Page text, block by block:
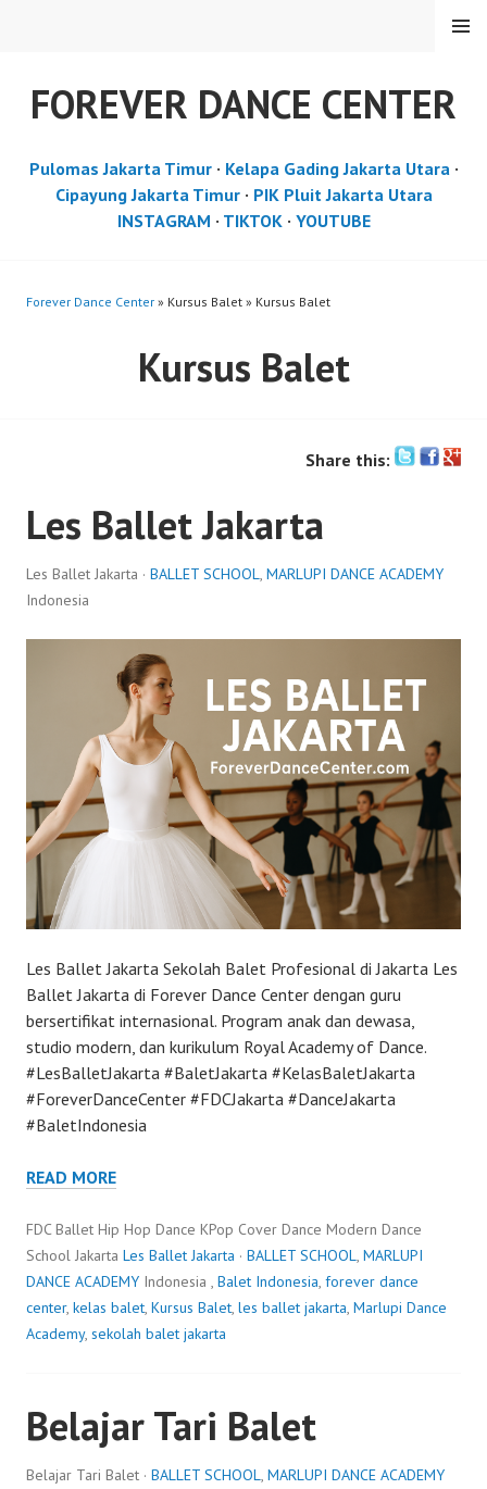
FOREVER DANCE CENTER
MENU
Pulomas Jakarta Timur· Kelapa Gading Jakarta Utara·
Cipayung Jakarta Timur· PIK Pluit Jakarta Utara
INSTAGRAM · TIKTOK· YOUTUBE
Forever Dance Center » Kursus Balet » Kursus Balet
Kursus Balet
Share this:
Les Ballet Jakarta
Les Ballet Jakarta · BALLET SCHOOL, MARLUPI DANCE ACADEMY
Indonesia
Les Ballet Jakarta Sekolah Balet Profesional di Jakarta Les
Ballet Jakarta di Forever Dance Center dengan guru
bersertifikat internasional. Program anak dan dewasa,
studio modern, dan kurikulum Royal Academy of Dance.
#LesBalletJakarta #BaletJakarta #KelasBaletJakarta
#ForeverDanceCenter #FDCJakarta #DanceJakarta
#BaletIndonesia
READ MORE
FDC Ballet Hip Hop Dance KPop Cover Dance Modern Dance
School Jakarta Les Ballet Jakarta · BALLET SCHOOL, MARLUPI
DANCE ACADEMY Indonesia , Balet Indonesia, forever dance
center, kelas balet, Kursus Balet, les ballet jakarta, Marlupi Dance
Academy, sekolah balet jakarta
Belajar Tari Balet
Belajar Tari Balet · BALLET SCHOOL, MARLUPI DANCE ACADEMY